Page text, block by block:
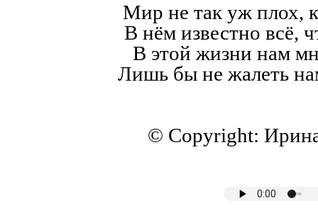
Мир не так уж плох,
В нём известно всё,
В этой жизни нам
Лишь бы не жалеть
© Copyright: